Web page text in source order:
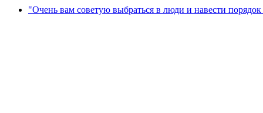
"Очень вам советую выбраться в люди и навести